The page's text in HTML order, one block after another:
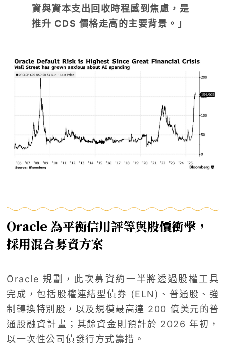
資與資本支出回收時程感到焦慮，是
推升 CDS 價格走高的主要背景。」
Oracle 為平衡信用評等與股價衝擊，
採用混合募資方案
Oracle 規劃，此次募資約一半將透過股權工具
完成，包括股權連結型債券 (ELN)、普通股、強
制轉換特別股，以及規模最高達 200 億美元的普
通股融資計畫；其餘資金則預計於 2026 年初，
以一次性公司債發行方式籌措。